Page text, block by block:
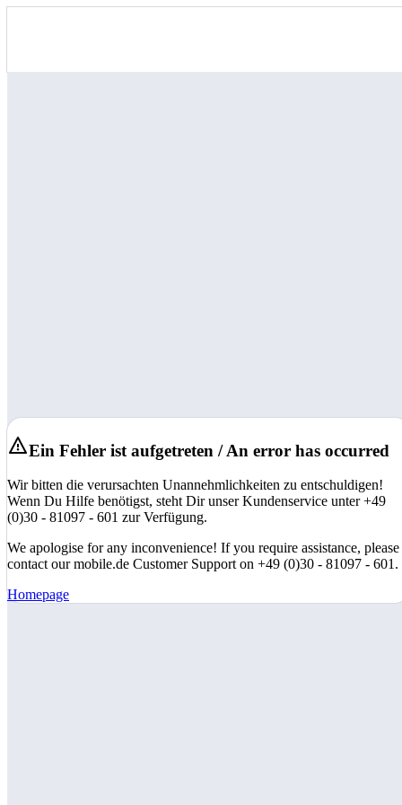
Ein Fehler ist aufgetreten / An error has occurred
Wir bitten die verursachten Unannehmlichkeiten zu entschuldigen!
Wenn Du Hilfe benötigst, steht Dir unser Kundenservice unter +49
(0)30 - 81097 - 601 zur Verfügung.
We apologise for any inconvenience! If you require assistance, please
contact our mobile.de Customer Support on +49 (0)30 - 81097 - 601.
Homepage